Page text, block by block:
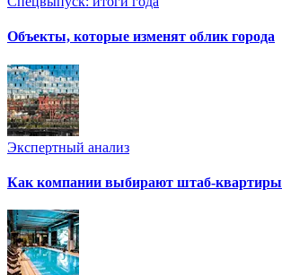
Объекты, которые изменят облик города
Экспертный анализ
Как компании выбирают штаб-квартиры